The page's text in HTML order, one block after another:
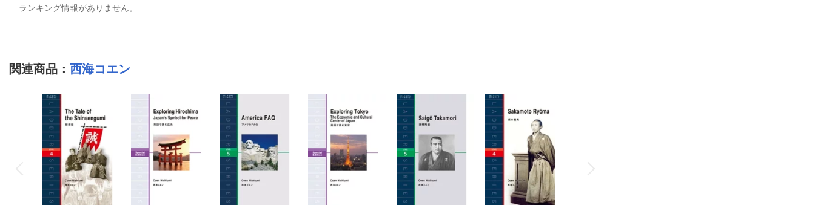
ランキング情報がありません。
関連商品 ： 西海コエン